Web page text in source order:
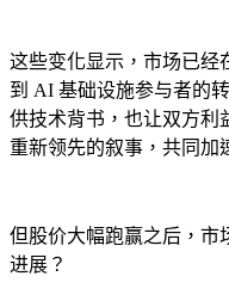
这些变化显示，市场已经
到 AI 基础设施参与者的
供技术背书，也让双方利
重新领先的叙事，共同加
但股价大幅跑赢之后，市
进展？